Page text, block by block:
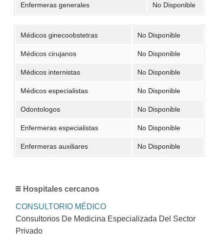
Enfermeras generales No Disponible
Médicos ginecoobstetras No Disponible
Médicos cirujanos No Disponible
Médicos internistas No Disponible
Médicos especialistas No Disponible
Odontologos No Disponible
Enfermeras especialistas No Disponible
Enfermeras auxiliares No Disponible
Hospitales cercanos
CONSULTORIO MÉDICO
Consultorios De Medicina Especializada Del Sector
Privado